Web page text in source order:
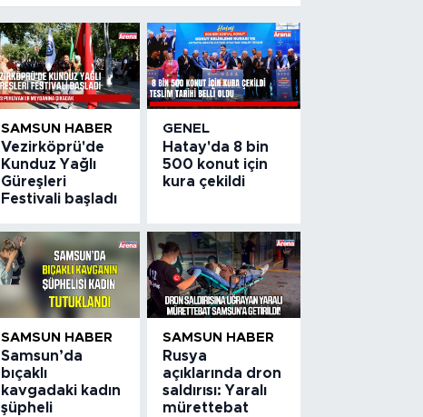
kuruldu
SAMSUN HABER
Vezirköprü'de
Kunduz Yağlı
Güreşleri
Festivali başladı
GENEL
Hatay'da 8 bin
500 konut için
kura çekildi
SAMSUN HABER
Samsun’da
bıçaklı
kavgadaki kadın
şüpheli
SAMSUN HABER
Rusya
açıklarında dron
saldırısı: Yaralı
mürettebat